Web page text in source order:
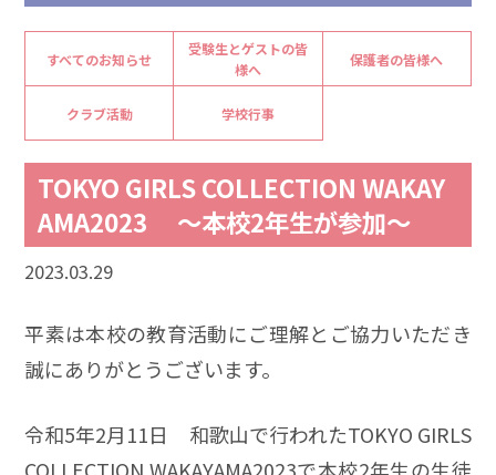
すべてのお知らせ
受験生とゲストの皆
様へ
保護者の皆様へ
クラブ活動 学校行事
TOKYO GIRLS COLLECTION WAKAY
AMA2023 ～本校2年生が参加～
2023.03.29
平素は本校の教育活動にご理解とご協力いただき
誠にありがとうございます。
令和5年2月11日 和歌山で行われたTOKYO GIRLS
COLLECTION WAKAYAMA2023で本校2年生の生徒